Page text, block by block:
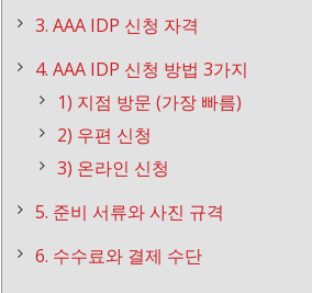
3. AAA IDP 신청 자격
4. AAA IDP 신청 방법 3가지
1) 지점 방문 (가장 빠름)
2) 우편 신청
3) 온라인 신청
5. 준비 서류와 사진 규격
6. 수수료와 결제 수단